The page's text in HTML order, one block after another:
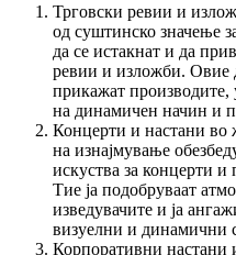
Трговски ревии и
од суштинско значење
да се истакнат и да
ревии и изложби. Овие
прикажат производите,
на динамичен начин и
Концерти и настани во
на изнајмување
искуства за концерти
Тие ја подобруваат
изведувачите и ја
визуелни и динамични
Корпоративни